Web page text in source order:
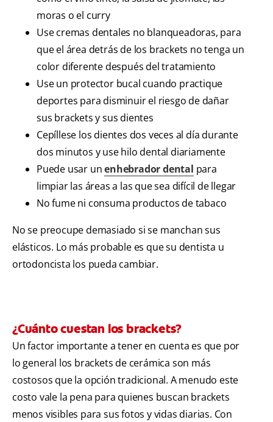
moras o el curry
Use cremas dentales no blanqueadoras, para
que el área detrás de los brackets no tenga un
color diferente después del tratamiento
Use un protector bucal cuando practique
deportes para disminuir el riesgo de dañar
sus brackets y sus dientes
Cepíllese los dientes dos veces al día durante
dos minutos y use hilo dental diariamente
Puede usar unenhebrador dental para
limpiar las áreas a las que sea difícil de llegar
No fume ni consuma productos de tabaco
No se preocupe demasiado si se manchan sus
elásticos. Lo más probable es que su dentista u
ortodoncista los pueda cambiar.
¿Cuánto cuestan los brackets?
Un factor importante a tener en cuenta es que por
lo general los brackets de cerámica son más
costosos que la opción tradicional. A menudo este
costo vale la pena para quienes buscan brackets
menos visibles para sus fotos y vidas diarias. Con